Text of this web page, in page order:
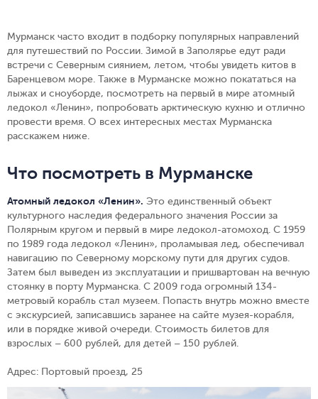
Мурманск часто входит в подборку популярных направлений
для путешествий по России. Зимой в Заполярье едут ради
встречи с Северным сиянием, летом, чтобы увидеть китов в
Баренцевом море. Также в Мурманске можно покататься на
лыжах и сноуборде, посмотреть на первый в мире атомный
ледокол «Ленин», попробовать арктическую кухню и отлично
провести время. О всех интересных местах Мурманска
расскажем ниже.
Что посмотреть в Мурманске
Атомный ледокол «Ленин». Это единственный объект
культурного наследия федерального значения России за
Полярным кругом и первый в мире ледокол-атомоход. С 1959
по 1989 года ледокол «Ленин», проламывая лед, обеспечивал
навигацию по Северному морскому пути для других судов.
Затем был выведен из эксплуатации и пришвартован на вечную
стоянку в порту Мурманска. С 2009 года огромный 134-
метровый корабль стал музеем. Попасть внутрь можно вместе
с экскурсией, записавшись заранее на сайте музея-корабля,
или в порядке живой очереди. Стоимость билетов для
взрослых – 600 рублей, для детей – 150 рублей.
Адрес: Портовый проезд, 25